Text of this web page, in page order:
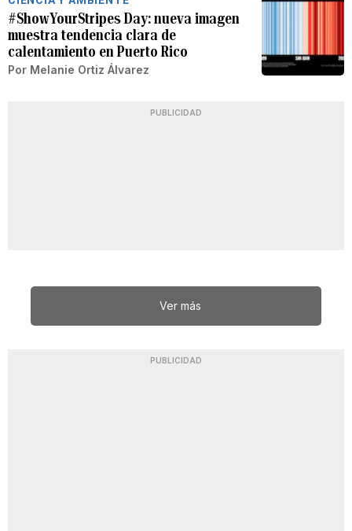
#ShowYourStripes Day: nueva imagen
muestra tendencia clara de
calentamiento en Puerto Rico
Por Melanie Ortiz Álvarez
PUBLICIDAD
Ver más
PUBLICIDAD